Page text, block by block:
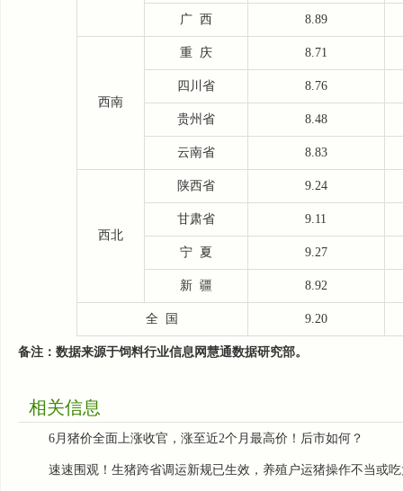
广 西 8.89
西南
重 庆 8.71
四川省 8.76
贵州省 8.48
云南省 8.83
西北
陕西省 9.24
甘肃省 9.11
宁 夏 9.27
新 疆 8.92
全 国 9.20
备注：数据来源于饲料行业信息网慧通数据研究部。
相关信息
6月猪价全面上涨收官，涨至近2个月最高价！后市如何？
速速围观！生猪跨省调运新规已生效，养殖户运猪操作不当或